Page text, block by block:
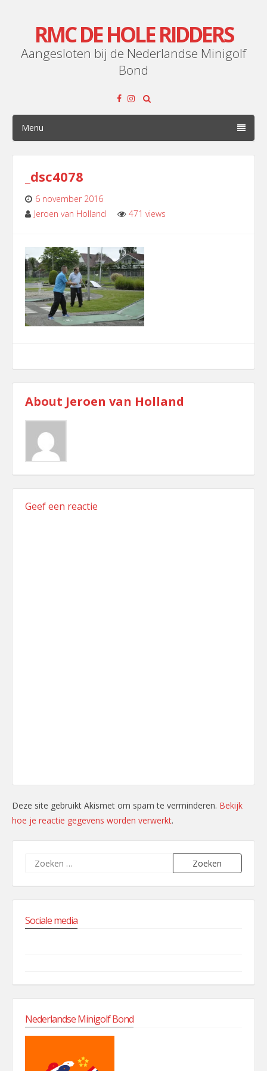
RMC DE HOLE RIDDERS
Aangesloten bij de Nederlandse Minigolf
Bond
Menu
_dsc4078
6 november 2016
Jeroen van Holland
a
comment
471 views
About Jeroen van Holland
Geef een reactie
Deze site gebruikt Akismet om spam te verminderen. Bekijk
hoe je reactie gegevens worden verwerkt.
Zoeken
naar:
Sociale media
Nederlandse Minigolf Bond